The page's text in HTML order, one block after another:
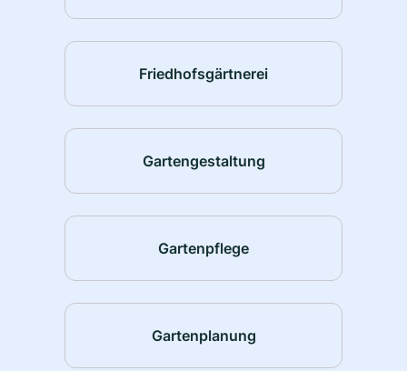
Friedhofsgärtnerei
Gartengestaltung
Gartenpflege
Gartenplanung